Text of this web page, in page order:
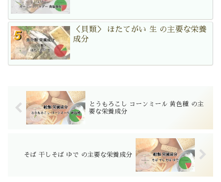
＜貝類＞ ほたてがい 生 の主要な栄養
成分
とうもろこし コーンミール 黄色種 の主
要な栄養成分
そば 干しそば ゆで の主要な栄養成分